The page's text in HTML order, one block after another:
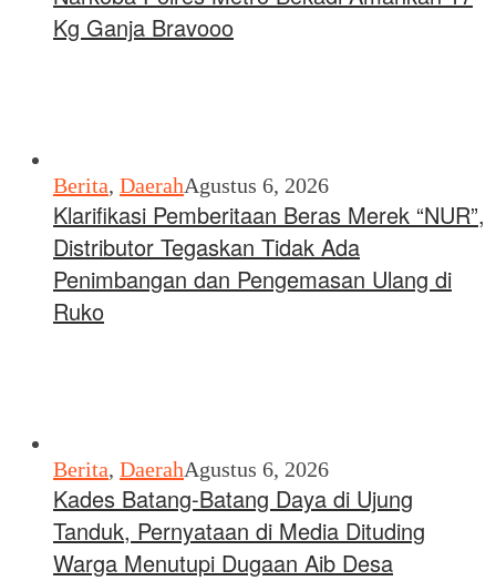
Kg Ganja Bravooo
Berita, DaerahAgustus 6, 2026
Klarifikasi Pemberitaan Beras Merek “NUR”,
Distributor Tegaskan Tidak Ada
Penimbangan dan Pengemasan Ulang di
Ruko
Berita, DaerahAgustus 6, 2026
Kades Batang-Batang Daya di Ujung
Tanduk, Pernyataan di Media Dituding
Warga Menutupi Dugaan Aib Desa